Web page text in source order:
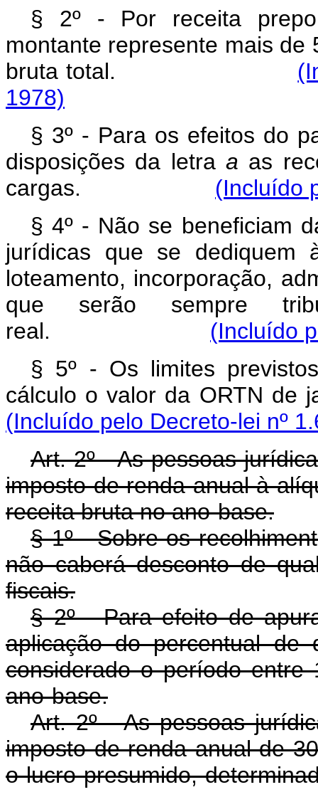
§ 2º - Por receita
montante represente mais
bruta total.
1978)
§ 3º - Para os efeitos do
disposições da letra a as
cargas. (Incluído
§ 4º - Não se beneficiam
jurídicas que se dediquem
loteamento, incorporação,
que serão sempre
real. (Incluído
§ 5º - Os limites
cálculo o valor da
(Incluído pelo Decreto-lei nº
Art. 2º - As pessoas
imposto de renda anual à
receita bruta no ano-base.
§ 1º - Sobre os
não caberá desconto de
fiscais.
§ 2º - Para efeito de
aplicação do percentual de
considerado o período
ano-base.
Art. 2º - As pessoas
imposto de renda anual de
o lucro presumido,